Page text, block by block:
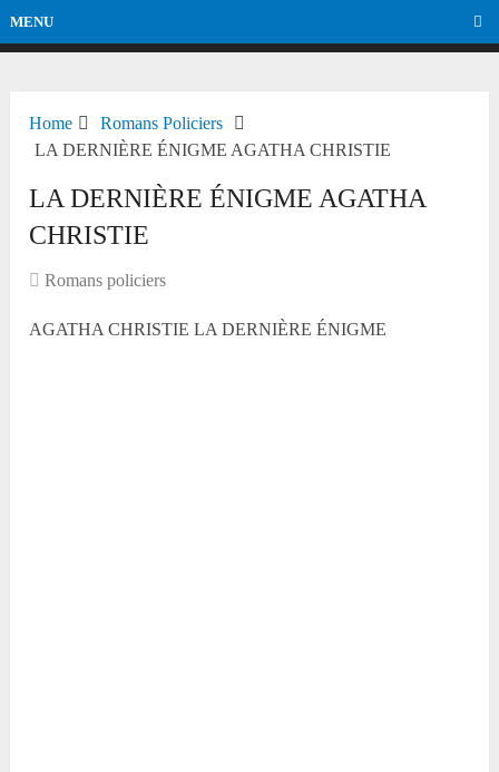
MENU
Home
Romans Policiers
LA DERNIÈRE ÉNIGME AGATHA CHRISTIE
LA DERNIÈRE ÉNIGME AGATHA
CHRISTIE
Romans policiers
AGATHA CHRISTIE LA DERNIÈRE ÉNIGME